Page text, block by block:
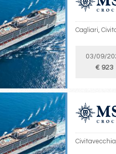
Cagliari,
03/09/
€ 923